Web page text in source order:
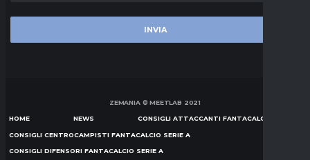
ZEMANIA © MEETLAB 2021
HOME NEWS CONSIGLI ATTACCANTI FANTACALCIO SERIE A
CONSIGLI CENTROCAMPISTI FANTACALCIO SERIE A
CONSIGLI DIFENSORI FANTACALCIO SERIE A